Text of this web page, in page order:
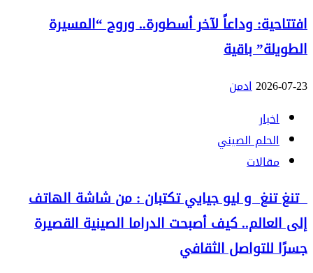
افتتاحية: وداعاً لآخر أسطورة.. وروح “المسيرة
الطويلة” باقية
2026-07-23ادمن
اخبار
الحلم الصيني
مقالات
تنغ تنغ و ليو جيايي تكتبان : من شاشة الهاتف
إلى العالم.. كيف أصبحت الدراما الصينية القصيرة
جسرًا للتواصل الثقافي